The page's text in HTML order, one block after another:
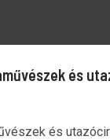
és
és